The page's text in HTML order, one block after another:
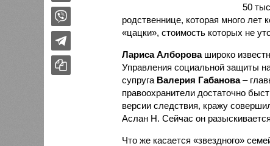
50
родственнице, которая много лет
«цацки», стоимость которых не
Лариса Алборовашироко
Управления социальной защиты
супруга Валерия Габанова–
правоохранители достаточно
версии следствия, кражу
Аслан Н. Сейчас он
Что же касается «звездного»